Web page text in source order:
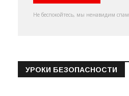
Не беспокойтесь, мы ненавидим спам
УРОКИ БЕЗОПАСНОСТИ